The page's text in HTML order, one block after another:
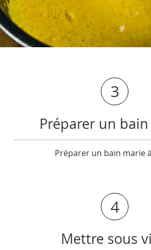
3
Préparer un
Préparer un bain marie
4
Mettre sous